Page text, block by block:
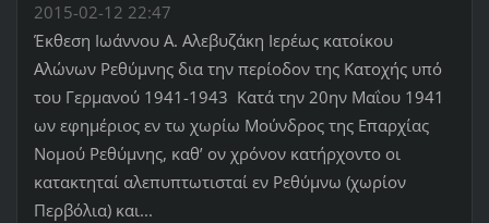
2015-02-12 22:47
Έκθεση Ιωάννου Α. Αλεβυζάκη Ιερέως κατοίκου
Αλώνων Ρεθύμνης δια την περίοδον της Κατοχής υπό
του Γερμανού 1941-1943 Κατά την 20ην Μαΐου 1941
ων εφημέριος εν τω χωρίω Μούνδρος της Επαρχίας
Νομού Ρεθύμνης, καθ’ ον χρόνον κατήρχοντο οι
κατακτηταί αλεπυπτωτισταί εν Ρεθύμνω (χωρίον
Περβόλια) και...